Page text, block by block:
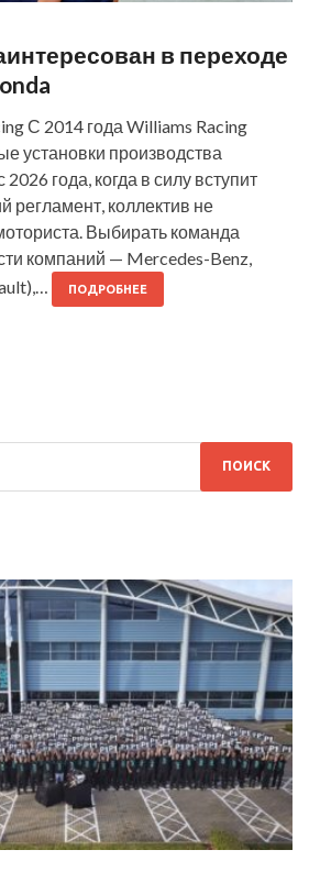
в переходе
С 2014 года Williams Racing
установки производства
года, когда в силу вступит
регламент, коллектив не
Выбирать команда
компаний — Mercedes-Benz,
ПОДРОБНЕЕ